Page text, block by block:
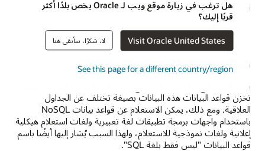
هل ترغب في زيارة موقع ويب لـ Oracle يخص بلدًا أكثر
قربًا إليك؟
Visit Oracle United States لا، شكرًا، سأبقى هنا
See this page for a different country/region
يونيو 18؜ 2021
شرح NoSQL
تخزن قواعد البيانات هذه البيانات بصيغة تختلف عن الجداول
العلاقية. ومع ذلك، يمكن الاستعلام عن قواعد بيانات NoSQL
باستخدام واجهات برمجة تطبيقات لغة تعبيرية ولغات استعلام هيكلية
إعلانية ولغات نموذجية للاستعلام، ولهذا السبب يُشار إليها أيضًا باسم
قواعد البيانات "ليس فقط بلغة SQL".